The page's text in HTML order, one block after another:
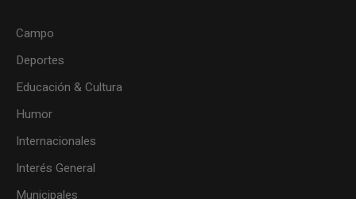
Campo
Deportes
Educación & Cultura
Humor
Internacionales
Interés General
Municipales